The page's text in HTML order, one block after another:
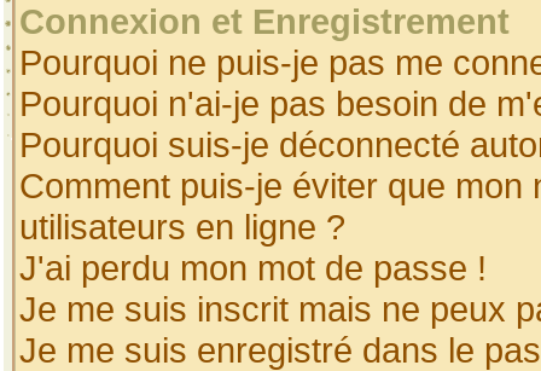
Connexion et Enregistrement
Pourquoi ne puis-je pas me
Pourquoi n'ai-je pas besoin de
Pourquoi suis-je déconnecté
Comment puis-je éviter que
utilisateurs en ligne ?
J'ai perdu mon mot de passe !
Je me suis inscrit mais ne peux
Je me suis enregistré dans le